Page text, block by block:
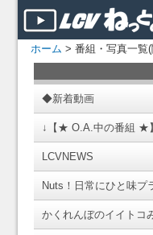
ホーム > 番組・写真一覧
◆新着動画
↓【★ O.A.中の番組 ★
LCVNEWS
Nuts！日常にひと味プ
かくれんぼのイイトコ